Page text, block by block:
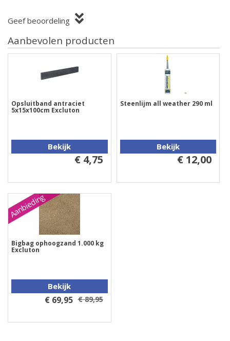
Geef beoordeling
Aanbevolen producten
Opsluitband antraciet
5x15x100cm Excluton
Bekijk
€ 4,75
Steenlijm all weather 290 ml
Bekijk
€ 12,00
Aanbieding
Bigbag ophoogzand 1.000 kg
Excluton
Bekijk
€ 69,95 € 89,95